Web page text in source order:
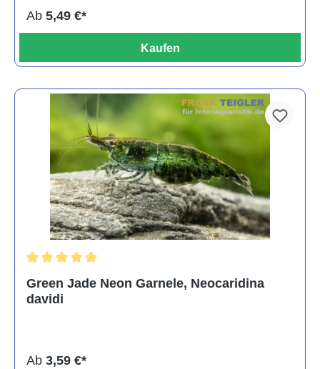
Ab 5,49 €*
Kaufen
Green Jade Neon Garnele, Neocaridina
davidi
Ab 3,59 €*